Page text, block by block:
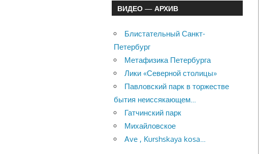
ВИДЕО — АРХИВ
Блистательный Санкт-
Петербург
Метафизика Петербурга
Лики «Северной столицы»
Павловский парк в торжестве
бытия неиссякающем…
Гатчинский парк
Михайловское
Ave , Kurshskaya kosa…